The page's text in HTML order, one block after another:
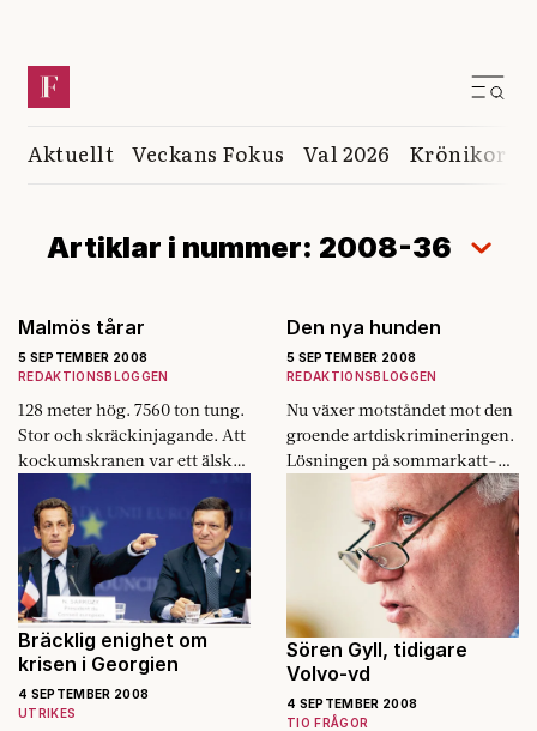
Aktuellt Veckans Fokus Val 2026 Krönikor
Artiklar i nummer: 2008-36
Malmös tårar
5 SEPTEMBER 2008
REDAKTIONSBLOGGEN
128 meter hög. 7560 ton tung.
Stor och skräckinjagande. Att
kockumskranen var ett älskat
landmärke i Malmö säger
något om hur ful staden är.
Men…
Den nya hunden
5 SEPTEMBER 2008
REDAKTIONSBLOGGEN
Nu växer motståndet mot den
groende artdiskrimineringen.
Lösningen på sommarkatt­
problemet finns i ett kök nära
Bräcklig enighet om
krisen i Georgien
4 SEPTEMBER 2008
UTRIKES
Sören Gyll, tidigare
Volvo-vd
4 SEPTEMBER 2008
TIO FRÅGOR